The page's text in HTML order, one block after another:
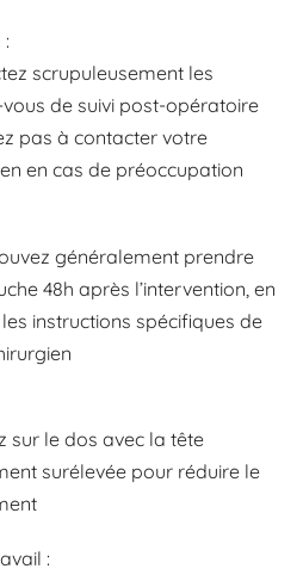
scrupuleusement les
de suivi post-opératoire
pas à contacter votre
en cas de préoccupation
généralement prendre
48h après l’intervention, en
instructions spécifiques de
sur le dos avec la tête
surélevée pour réduire le
: